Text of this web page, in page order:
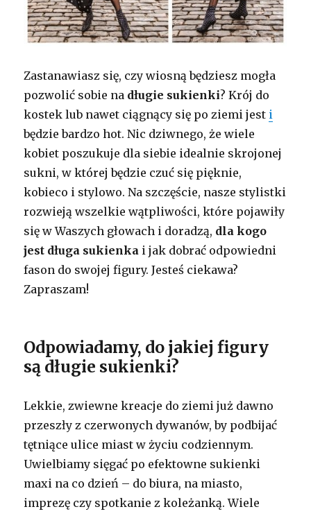
Zastanawiasz się, czy wiosną będziesz mogła
pozwolić sobie na długie sukienki? Krój do
kostek lub nawet ciągnący się po ziemi jest i
będzie bardzo hot. Nic dziwnego, że wiele
kobiet poszukuje dla siebie idealnie skrojonej
sukni, w której będzie czuć się pięknie,
kobieco i stylowo. Na szczęście, nasze stylistki
rozwieją wszelkie wątpliwości, które pojawiły
się w Waszych głowach i doradzą, dla kogo
jest długa sukienka i jak dobrać odpowiedni
fason do swojej figury. Jesteś ciekawa?
Zapraszam!
Odpowiadamy, do jakiej figury
są długie sukienki?
Lekkie, zwiewne kreacje do ziemi już dawno
przeszły z czerwonych dywanów, by podbijać
tętniące ulice miast w życiu codziennym.
Uwielbiamy sięgać po efektowne sukienki
maxi na co dzień – do biura, na miasto,
imprezę czy spotkanie z koleżanką. Wiele